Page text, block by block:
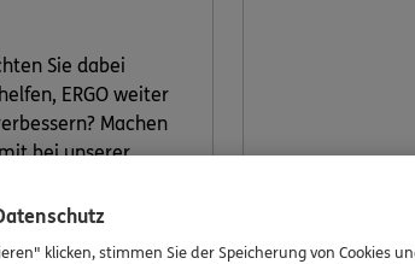
Sie dabei
ERGO weiter
Machen
bei unserer
klicken, stimmen Sie der Speicherung von Cookies